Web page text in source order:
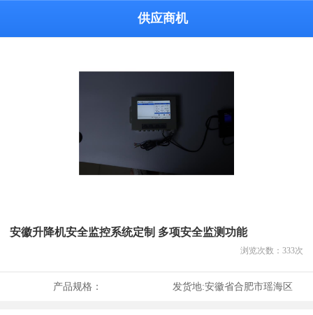
供应商机
安徽升降机安全监控系统定制 多项安全监测功能
浏览次数： 333次
产品规格： 发货地:安徽省合肥市瑶海区